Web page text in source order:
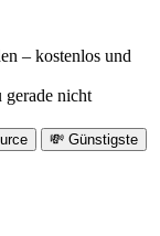
– kostenlos und
gerade nicht
💸 Günstigste